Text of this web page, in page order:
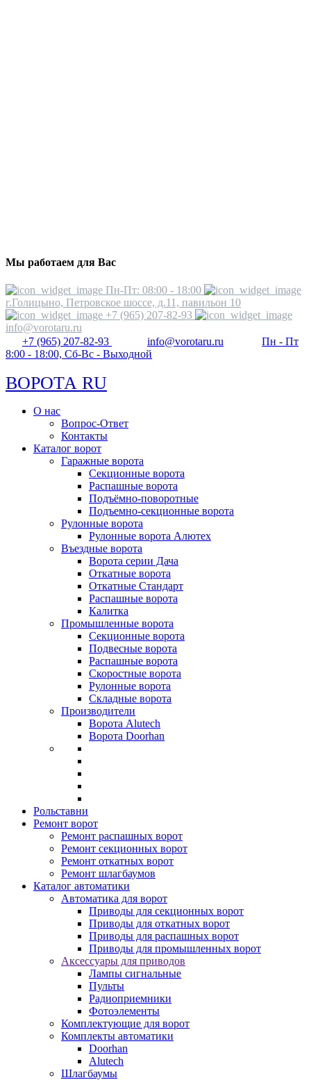
Мы работаем для Вас
Пн-Пт: 08:00 - 18:00
г.Голицыно, Петровское шоссе, д.11, павильон 10
+7 (965) 207-82-93
info@vorotaru.ru
+7 (965) 207-82-93
info@vorotaru.ru
Пн - Пт
8:00 - 18:00, Сб-Вс - Выходной
ВОРОТА RU
О нас
Вопрос-Ответ
Контакты
Каталог ворот
Гаражные ворота
Секционные ворота
Распашные ворота
Подъёмно-поворотные
Подъемно-секционные ворота
Рулонные ворота
Рулонные ворота Алютех
Въездные ворота
Ворота серии Дача
Откатные ворота
Откатные Стандарт
Распашные ворота
Калитка
Промышленные ворота
Секционные ворота
Подвесные ворота
Распашные ворота
Скоростные ворота
Рулонные ворота
Складные ворота
Производители
Ворота Alutech
Ворота Doorhan
Рольставни
Ремонт ворот
Ремонт распашных ворот
Ремонт секционных ворот
Ремонт откатных ворот
Ремонт шлагбаумов
Каталог автоматики
Автоматика для ворот
Приводы для секционных ворот
Приводы для откатных ворот
Приводы для распашных ворот
Приводы для промышленных ворот
Аксессуары для приводов
Лампы сигнальные
Пульты
Радиоприемники
Фотоэлементы
Комплектующие для ворот
Комплекты автоматики
Doorhan
Alutech
Шлагбаумы